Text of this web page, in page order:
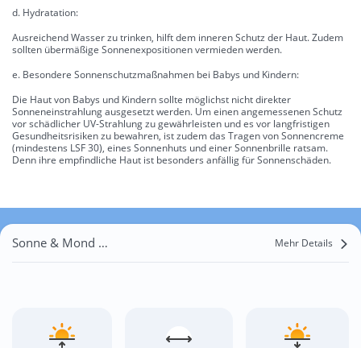
d. Hydratation:
Ausreichend Wasser zu trinken, hilft dem inneren Schutz der Haut. Zudem
sollten übermäßige Sonnenexpositionen vermieden werden.
e. Besondere Sonnenschutzmaßnahmen bei Babys und Kindern:
Die Haut von Babys und Kindern sollte möglichst nicht direkter
Sonneneinstrahlung ausgesetzt werden. Um einen angemessenen Schutz
vor schädlicher UV-Strahlung zu gewährleisten und es vor langfristigen
Gesundheitsrisiken zu bewahren, ist zudem das Tragen von Sonnencreme
(mindestens LSF 30), eines Sonnenhuts und einer Sonnenbrille ratsam.
Denn ihre empfindliche Haut ist besonders anfällig für Sonnenschäden.
Sonne & Mond Karwe Mehr Details